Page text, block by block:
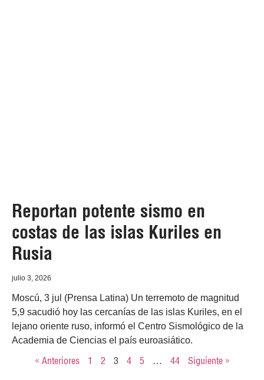
Reportan potente sismo en
costas de las islas Kuriles en
Rusia
julio 3, 2026
Moscú, 3 jul (Prensa Latina) Un terremoto de magnitud
5,9 sacudió hoy las cercanías de las islas Kuriles, en el
lejano oriente ruso, informó el Centro Sismológico de la
Academia de Ciencias el país euroasiático.
« Anteriores 1 2 3 4 5 … 44 Siguiente »